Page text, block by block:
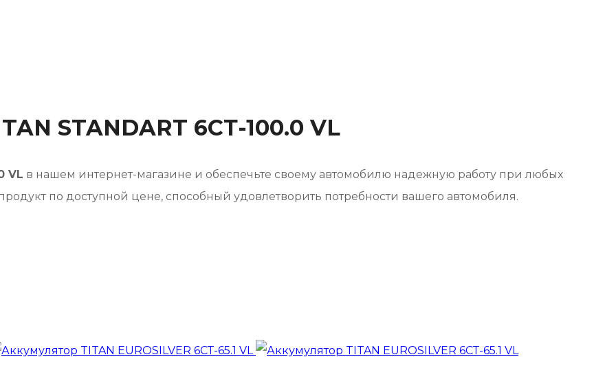
STANDART 6СТ-100.0 VL
VL в нашем интернет-магазине и обеспечьте своему автомобилю надежную работу при любых
по доступной цене, способный удовлетворить потребности вашего автомобиля.